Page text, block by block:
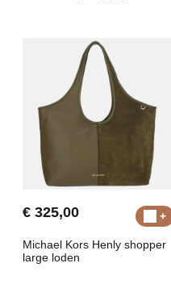
€ 325,00
Michael Kors Henly shopper
large loden